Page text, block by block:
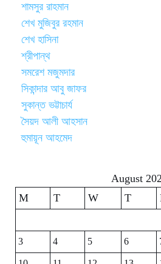
শামসুর রাহমান
শেখ মুজিবুর রহমান
শেখ হাসিনা
শ্রীপান্থ
সমরেশ মজুমদার
সিকান্দার আবু জাফর
সুকান্ত ভট্টাচার্য
সৈয়দ আলী আহসান
হুমায়ূন আহমেদ
August
M
T W T
3
4 5 6